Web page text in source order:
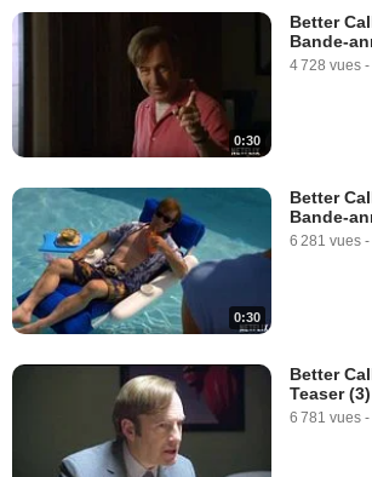
0:30
Better
Bande-
4 728 vues -
0:30
Better
Bande-
6 281 vues -
Better
Teaser
6 781 vues -